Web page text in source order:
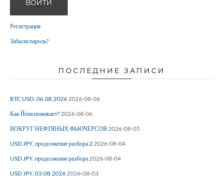
ВОЙТИ
Регистрация
Забыли пароль?
ПОСЛЕДНИЕ ЗАПИСИ
BTC USD, 06.08.2026 2026-08-06
Как Йена поживает? 2026-08-06
ВОКРУГ НЕФТЯНЫХ ФЬЮЧЕРСОВ 2026-08-05
USD JPY, продолжение разбора 2 2026-08-04
USD JPY, продолжение разбора 2026-08-04
USD JPY, 03.08.2026 2026-08-03